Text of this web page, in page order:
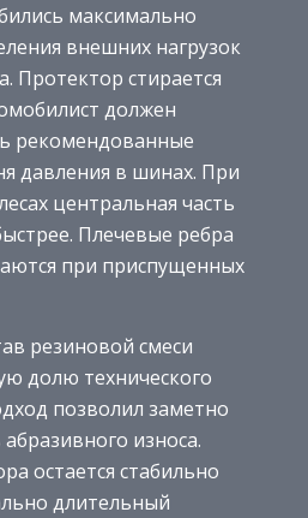
максимально
внешних нагрузок
Протектор стирается
должен
рекомендованные
давления в шинах. При
центральная часть
Плечевые ребра
при приспущенных
резиновой смеси
долю технического
позволил заметно
износа.
остается стабильно
длительный